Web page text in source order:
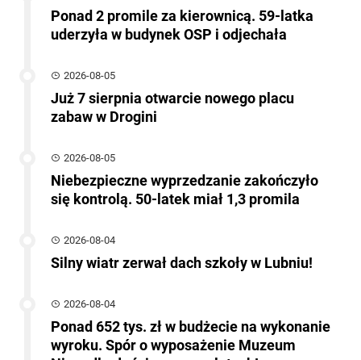
Ponad 2 promile za kierownicą. 59-latka
uderzyła w budynek OSP i odjechała
2026-08-05
Już 7 sierpnia otwarcie nowego placu
zabaw w Drogini
2026-08-05
Niebezpieczne wyprzedzanie zakończyło
się kontrolą. 50-latek miał 1,3 promila
2026-08-04
Silny wiatr zerwał dach szkoły w Lubniu!
2026-08-04
Ponad 652 tys. zł w budżecie na wykonanie
wyroku. Spór o wyposażenie Muzeum